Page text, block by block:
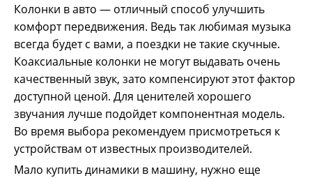
Колонки в авто — отличный способ улучшить
комфорт передвижения. Ведь так любимая музыка
всегда будет с вами, а поездки не такие скучные.
Коаксиальные колонки не могут выдавать очень
качественный звук, зато компенсируют этот фактор
доступной ценой. Для ценителей хорошего
звучания лучше подойдет компонентная модель.
Во время выбора рекомендуем присмотреться к
устройствам от известных производителей.
Мало купить динамики в машину, нужно еще